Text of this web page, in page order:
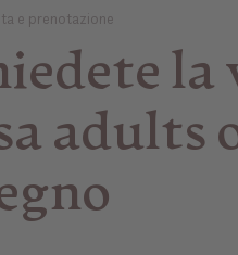
e prenotazione
la
adults